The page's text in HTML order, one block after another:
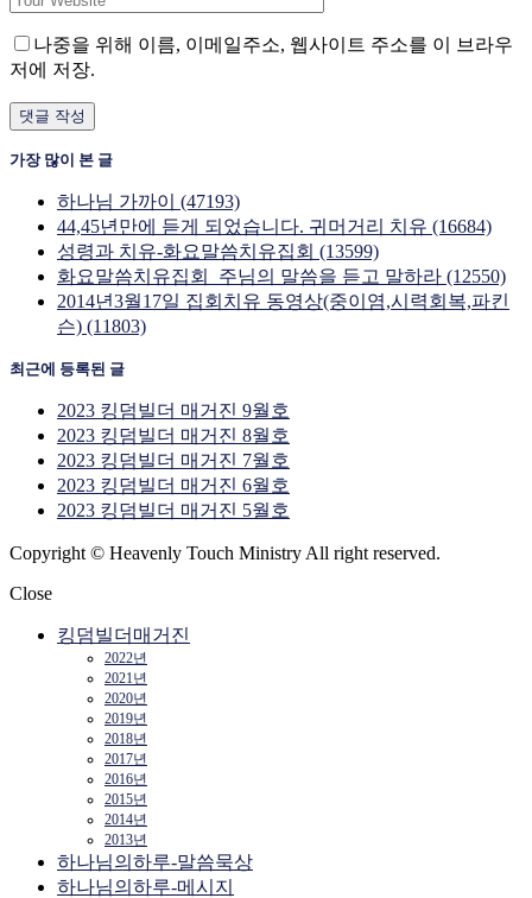
나중을 위해 이름, 이메일주소, 웹사이트 주소를 이 브라우
저에 저장.
가장 많이 본 글
하나님 가까이 (47193)
44,45년만에 듣게 되었습니다. 귀머거리 치유 (16684)
성령과 치유-화요말씀치유집회 (13599)
화요말씀치유집회_주님의 말씀을 듣고 말하라 (12550)
2014년3월17일 집회치유 동영상(중이염,시력회복,파킨
슨) (11803)
최근에 등록된 글
2023 킹덤빌더 매거진 9월호
2023 킹덤빌더 매거진 8월호
2023 킹덤빌더 매거진 7월호
2023 킹덤빌더 매거진 6월호
2023 킹덤빌더 매거진 5월호
Copyright © Heavenly Touch Ministry All right reserved.
Close
킹덤빌더매거진
2022년
2021년
2020년
2019년
2018년
2017년
2016년
2015년
2014년
2013년
하나님의하루-말씀묵상
하나님의하루-메시지